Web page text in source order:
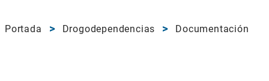
Portada Drogodependencias Documentación